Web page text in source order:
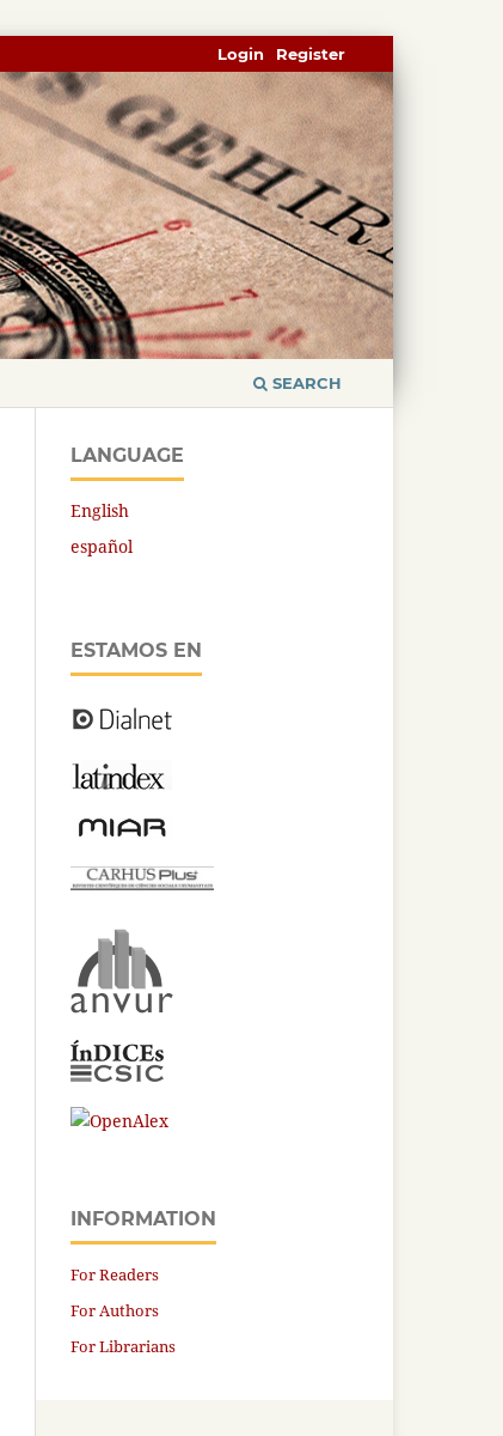
SEARCH
Register
Login
LANGUAGE
English
español
ESTAMOS EN
INFORMATION
For Readers
For Authors
For Librarians